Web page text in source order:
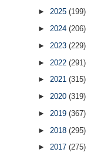
►2025(199)
►2024(206)
► 2023(229)
► 2022(291)
►2021(315)
►2020(319)
► 2019(367)
► 2018(295)
►2017(275)